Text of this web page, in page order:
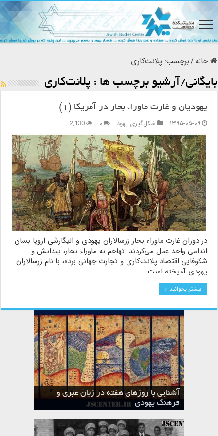
خانه/برچسب: پلانت‌کاری
بایگانی/آرشیو برچسب ها : پلانت‌کاری
یهودیان و غارت ماوراء بحار در آمریکا (۱)
۱۳۹۵-۰۵-۰۹
شکل‌گیری یهود ۰ 2,130
در دوران غارت ماوراء بحار زرسالاران یهودی و الیگارشی اروپا بسان
اندامی واحد عمل می‌کردند. تهاجم به ماوراء بحار، پیدایش و
شکوفایی اقتصاد پلانت‌کاری و تجارت جهانی برده، با نام زرسالاران
یهودی آمیخته است.
بیشتر بخوانید »
آشنایی با روزهای هفته در زبان عبری و
فرهنگ یهودی
ماه نیسان در تقویم عبری و میراث یهود
تقویم عبری
ماه شواط در تقویم عبری و میراث یهود
ماه طوت در تقویم عبری و میراث یهود
ماه حشوان در تقویم عبری و میراث یهود
ماه تیشری در تقویم عبری و میراث یهود
ماه الول در تقویم عبری و میراث یهود